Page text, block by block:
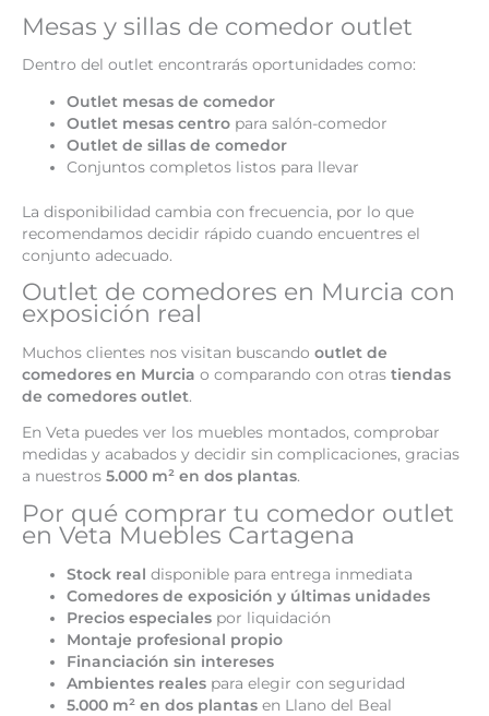
Mesas y sillas de comedor outlet
Dentro del outlet encontrarás oportunidades como:
Outlet mesas de comedor
Outlet mesas centro para salón-comedor
Outlet de sillas de comedor
Conjuntos completos listos para llevar
La disponibilidad cambia con frecuencia, por lo que
recomendamos decidir rápido cuando encuentres el
conjunto adecuado.
Outlet de comedores en Murcia con
exposición real
Muchos clientes nos visitan buscando outlet de
comedores en Murcia o comparando con otras tiendas
de comedores outlet.
En Veta puedes ver los muebles montados, comprobar
medidas y acabados y decidir sin complicaciones, gracias
a nuestros 5.000 m² en dos plantas.
Por qué comprar tu comedor outlet
en Veta Muebles Cartagena
Stock real disponible para entrega inmediata
Comedores de exposición y últimas unidades
Precios especiales por liquidación
Montaje profesional propio
Financiación sin intereses
Ambientes reales para elegir con seguridad
5.000 m² en dos plantas en Llano del Beal